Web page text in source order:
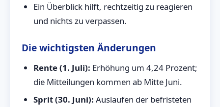
Ein Überblick hilft, rechtzeitig zu reagieren
und nichts zu verpassen.
Die wichtigsten Änderungen
Rente (1. Juli): Erhöhung um 4,24 Prozent;
die Mitteilungen kommen ab Mitte Juni.
Sprit (30. Juni): Auslaufen der befristeten